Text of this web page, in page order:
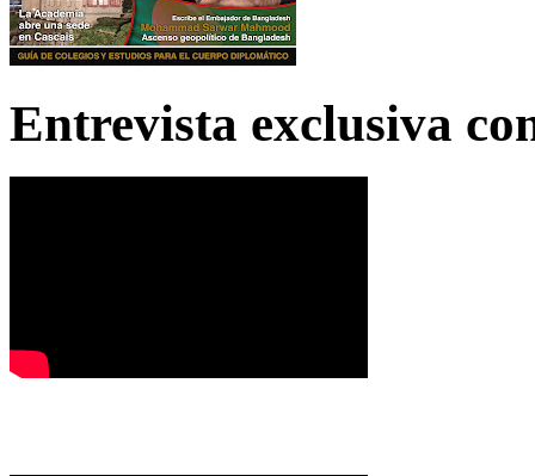
Entrevista exclusiva